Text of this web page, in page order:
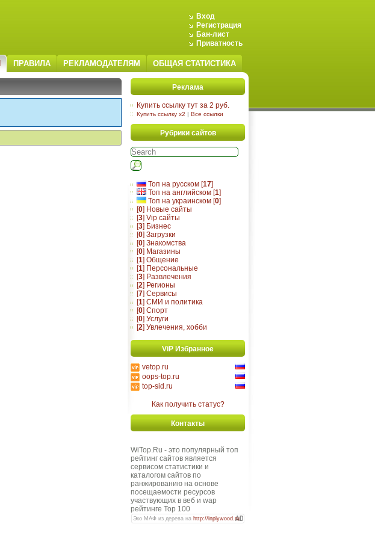
Вход
Регистрация
Бан-лист
Приватность
ПРАВИЛА РЕКЛАМОДАТЕЛЯМ ОБЩАЯ СТАТИСТИКА
Реклама
Купить ссылку тут за 2 руб.
Купить ссылку x2 | Все ссылки
Рубрики сайтов
Топ на русском [17]
Топ на английском [1]
Топ на украинском [0]
[0] Новые сайты
[3] Vip сайты
[3] Бизнес
[0] Загрузки
[0] Знакомства
[0] Магазины
[1] Общение
[1] Персональные
[3] Развлечения
[2] Регионы
[7] Сервисы
[1] СМИ и политика
[0] Спорт
[0] Услуги
[2] Увлечения, хобби
ViP Избранное
vetop.ru
oops-top.ru
top-sid.ru
Как получить статус?
Контакты
WiTop.Ru - это популярный топ
рейтинг сайтов является
сервисом статистики и
каталогом сайтов по
ранжированию на основе
посещаемости ресурсов
участвующих в веб и wap
рейтинге Top 100
Эко МАФ из дерева на http://inplywood.ru .